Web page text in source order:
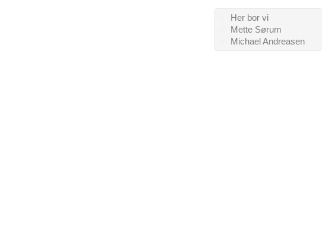
Her bor vi
Mette Sørum
Michael Andreasen